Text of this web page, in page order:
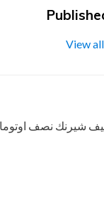
View
شيرنك نصف